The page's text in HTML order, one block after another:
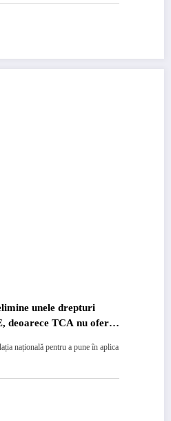
unele drepturi
deoarece TCA nu oferă
națională pentru a pune în aplica